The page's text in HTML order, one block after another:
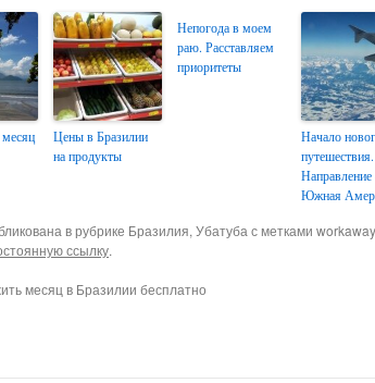
Цены в Бразилии
на продукты
Непогода в моем
раю. Расставляем
приоритеты
Начало
путешествия.
Южная
в рубрике Бразилия, Убатуба с метками
ссылку.
месяц в Бразилии бесплатно